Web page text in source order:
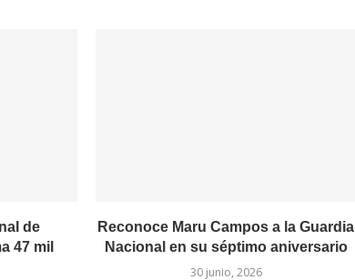
de
47 mil
Reconoce Maru Campos a la Guardia
Nacional en su séptimo aniversario
30 junio, 2026